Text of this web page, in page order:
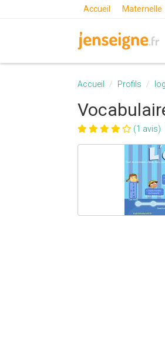
Accueil Maternelle
Accueil Profils
(1 avis)